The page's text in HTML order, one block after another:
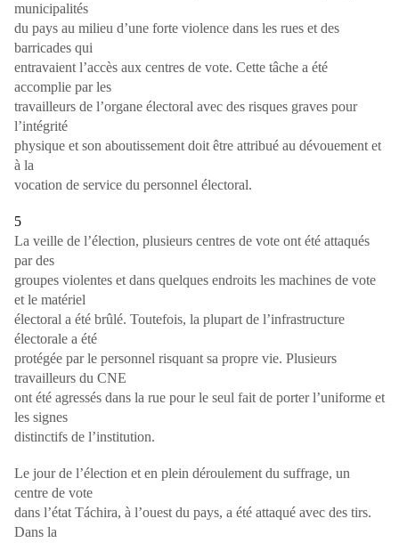
municipalités
du pays au milieu d’une forte violence dans les rues et des
barricades qui
entravaient l’accès aux centres de vote. Cette tâche a été
accomplie par les
travailleurs de l’organe électoral avec des risques graves pour
l’intégrité
physique et son aboutissement doit être attribué au dévouement et
à la
vocation de service du personnel électoral.
5
La veille de l’élection, plusieurs centres de vote ont été attaqués
par des
groupes violentes et dans quelques endroits les machines de vote
et le matériel
électoral a été brûlé. Toutefois, la plupart de l’infrastructure
électorale a été
protégée par le personnel risquant sa propre vie. Plusieurs
travailleurs du CNE
ont été agressés dans la rue pour le seul fait de porter l’uniforme et
les signes
distinctifs de l’institution.
Le jour de l’élection et en plein déroulement du suffrage, un
centre de vote
dans l’état Táchira, à l’ouest du pays, a été attaqué avec des tirs.
Dans la